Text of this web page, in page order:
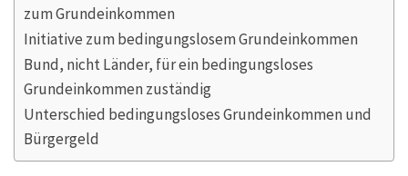
zum Grundeinkommen
Initiative zum bedingungslosem Grundeinkommen
Bund, nicht Länder, für ein bedingungsloses
Grundeinkommen zuständig
Unterschied bedingungsloses Grundeinkommen und
Bürgergeld